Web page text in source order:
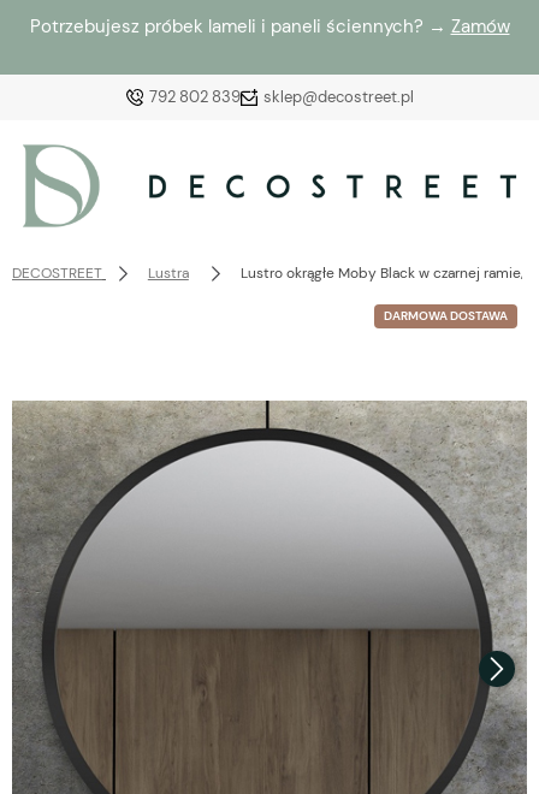
Potrzebujesz próbek lameli i paneli ściennych? → Zamów
792 802 839 sklep@decostreet.pl
Wybierz coś dla siebie z naszej aktualnej oferty lub
zaloguj się, aby przywrócić dodane produkty do listy
z poprzedniej sesji.
DECOSTREET Lustra Lustro okrągłe Moby Black w czarnej ramie,
DARMOWA DOSTAWA